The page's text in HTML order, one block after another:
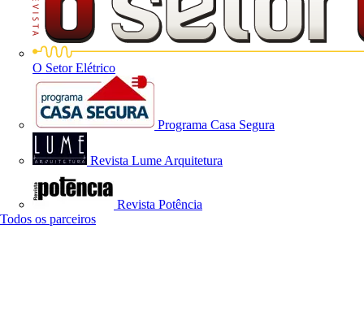
O Setor Elétrico
Programa Casa Segura
Revista Lume Arquitetura
Revista Potência
Todos os parceiros